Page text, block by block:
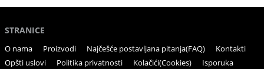
STRANICE
O nama Proizvodi Najčešće postavljana pitanja(FAQ)
Kontakti
Opšti uslovi
Politika privatnosti Kolačići(Cookies)
Isporuka